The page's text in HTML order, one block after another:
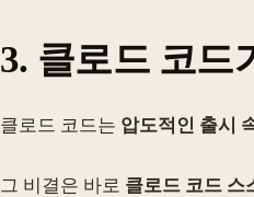
3. 클로드 코드
클로드 코드는 압도적인 출시
그 비결은 바로 클로드 코드 스